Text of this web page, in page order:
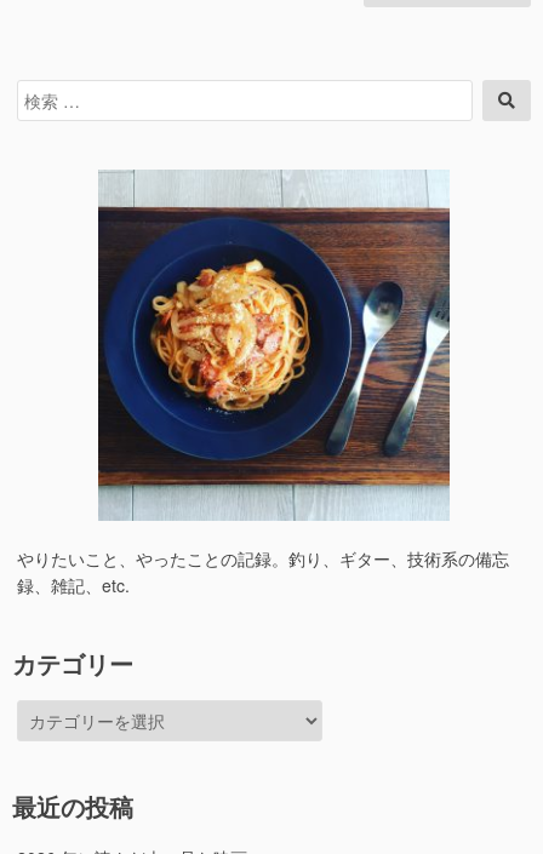
検
索
索
やりたいこと、やったことの記録。釣り、ギター、技術系の備忘
録、雑記、etc.
カテゴリー
テ
ー
最近の投稿